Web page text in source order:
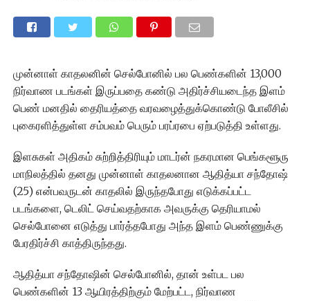
முன்னாள் காதலனின் செல்போனில் பல பெண்களின் 13,000
நிர்வாண படங்கள் இருப்பதை கண்டு அதிர்ச்சியடைந்த இளம்
பெண் மனதில் தைரியத்தை வரவழைத்துக்கொண்டு போலீசில்
புகைரளித்துள்ள சம்பவம் பெரும் பரப்ரபை ஏற்படுத்தி உள்ளது.
இளசுகள் அதிகம் சுற்றித்திரியும் மாடர்ன் நகரமான பெங்களூரு
மாநிலத்தில் தனது முன்னாள் காதலனான ஆதித்யா சந்தோஷ்
(25) என்பவருடன் காதலில் இருந்தபோது எடுக்கப்பட்ட
படங்களை, டெலிட் செய்வதற்காக அவருக்கு தெரியாமல்
செல்போனை எடுத்து பார்த்தபோது அந்த இளம் பெண்ணுக்கு
பேரதிர்ச்சி காத்திருந்தது.
ஆதித்யா சந்தோஷின் செல்போனில், தான் உள்பட பல
பெண்களின் 13 ஆயிரத்திற்கும் மேற்பட்ட, நிர்வாண